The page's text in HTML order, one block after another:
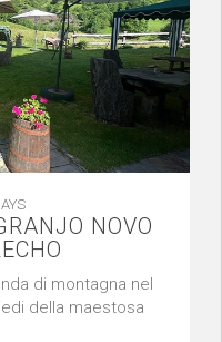
NOVO
di montagna nel
della maestosa